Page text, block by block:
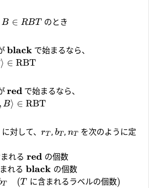
B ∈ RBTのとき
black で始まるなら、
⟩ ∈ RBT
redで始まるなら、
, B⟩ ∈ RBT
に対して、rT , bT , nT
を次のように定
れる red の個数
れる black の個数
T (T に含まれるラベルの個数)